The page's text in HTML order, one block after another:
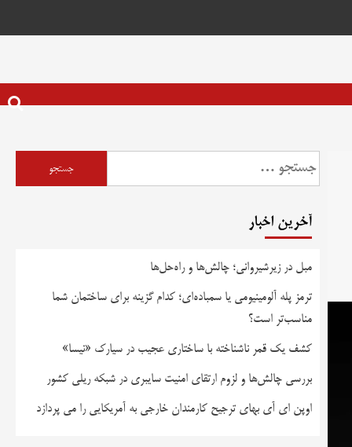
آخرین اخبار
مبل در زیرشیروانی؛ چالش‌ها و راه‌حل‌ها
ترمز پله آلومینیومی یا سمباده‌ای؛ کدام گزینه برای ساختمان شما
مناسب‌تر است؟
کشف یک قمر ناشناخته با ساختاری عجیب در سیارک «نیسا»
بررسی چالش‌ها و لزوم ارتقای امنیت سایبری در شبکه ریلی کشور
اوپن ای آی بهای ترجیح کارمندان خارجی به آمریکایی را می پردازد